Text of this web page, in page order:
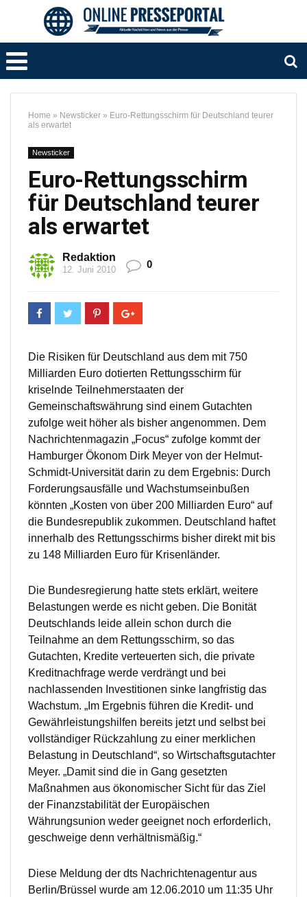
Home » Newsticker » Euro-Rettungsschirm für Deutschland teurer
als erwartet
Newsticker
Euro-Rettungsschirm
für Deutschland teurer
als erwartet
Redaktion
12. Juni 2010 0
Die Risiken für Deutschland aus dem mit 750
Milliarden Euro dotierten Rettungsschirm für
kriselnde Teilnehmerstaaten der
Gemeinschaftswährung sind einem Gutachten
zufolge weit höher als bisher angenommen. Dem
Nachrichtenmagazin „Focus“ zufolge kommt der
Hamburger Ökonom Dirk Meyer von der Helmut-
Schmidt-Universität darin zu dem Ergebnis: Durch
Forderungsausfälle und Wachstumseinbußen
könnten „Kosten von über 200 Milliarden Euro“ auf
die Bundesrepublik zukommen. Deutschland haftet
innerhalb des Rettungsschirms bisher direkt mit bis
zu 148 Milliarden Euro für Krisenländer.
Die Bundesregierung hatte stets erklärt, weitere
Belastungen werde es nicht geben. Die Bonität
Deutschlands leide allein schon durch die
Teilnahme an dem Rettungsschirm, so das
Gutachten, Kredite verteuerten sich, die private
Kreditnachfrage werde verdrängt und bei
nachlassenden Investitionen sinke langfristig das
Wachstum. „Im Ergebnis führen die Kredit- und
Gewährleistungshilfen bereits jetzt und selbst bei
vollständiger Rückzahlung zu einer merklichen
Belastung in Deutschland“, so Wirtschaftsgutachter
Meyer. „Damit sind die in Gang gesetzten
Maßnahmen aus ökonomischer Sicht für das Ziel
der Finanzstabilität der Europäischen
Währungsunion weder geeignet noch erforderlich,
geschweige denn verhältnismäßig.“
Diese Meldung der dts Nachrichtenagentur aus
Berlin/Brüssel wurde am 12.06.2010 um 11:35 Uhr